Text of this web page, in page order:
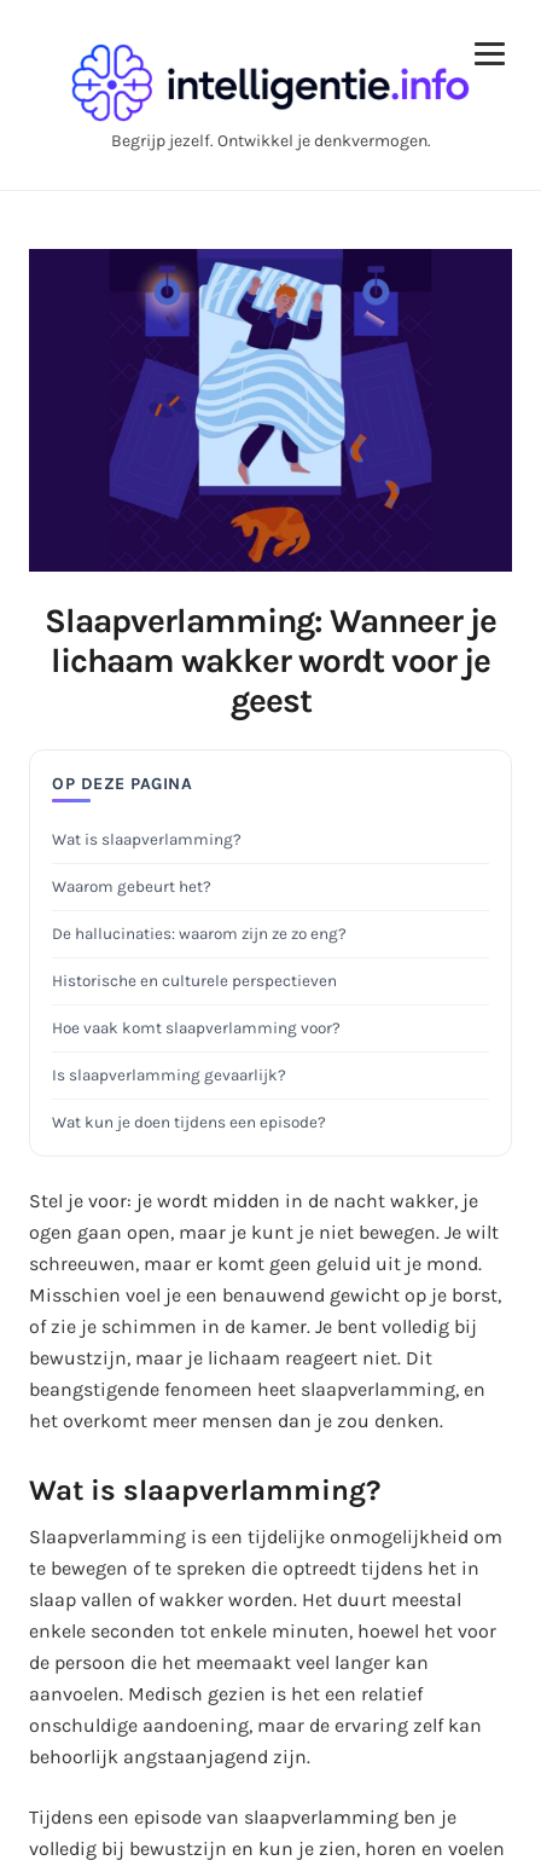
Begrijp jezelf. Ontwikkel je denkvermogen.
Slaapverlamming: Wanneer je
lichaam wakker wordt voor je
geest
OP DEZE PAGINA
Wat is slaapverlamming?
Waarom gebeurt het?
De hallucinaties: waarom zijn ze zo eng?
Historische en culturele perspectieven
Hoe vaak komt slaapverlamming voor?
Is slaapverlamming gevaarlijk?
Wat kun je doen tijdens een episode?
Wanneer naar de dokter?
De wetenschappelijke blik
Stel je voor: je wordt midden in de nacht wakker, je
ogen gaan open, maar je kunt je niet bewegen. Je wilt
schreeuwen, maar er komt geen geluid uit je mond.
Misschien voel je een benauwend gewicht op je borst,
of zie je schimmen in de kamer. Je bent volledig bij
bewustzijn, maar je lichaam reageert niet. Dit
beangstigende fenomeen heet slaapverlamming, en
het overkomt meer mensen dan je zou denken.
Wat is slaapverlamming?
Slaapverlamming is een tijdelijke onmogelijkheid om
te bewegen of te spreken die optreedt tijdens het in
slaap vallen of wakker worden. Het duurt meestal
enkele seconden tot enkele minuten, hoewel het voor
de persoon die het meemaakt veel langer kan
aanvoelen. Medisch gezien is het een relatief
onschuldige aandoening, maar de ervaring zelf kan
behoorlijk angstaanjagend zijn.
Tijdens een episode van slaapverlamming ben je
volledig bij bewustzijn en kun je zien, horen en voelen